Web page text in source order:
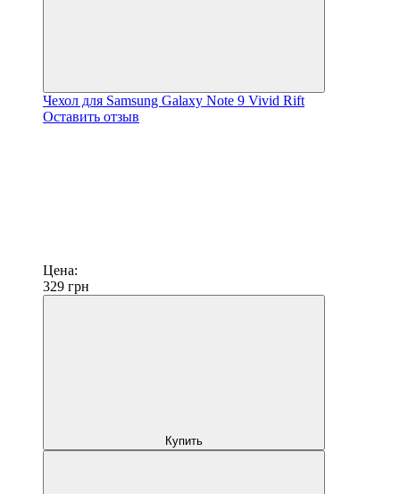
Чехол для Samsung Galaxy Note 9 Vivid Rift
Оставить отзыв
Цена:
329 грн
Купить